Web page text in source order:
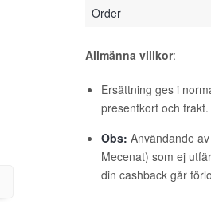
Order
Allmänna villkor:
Ersättning ges i
presentkort och frakt.
Obs: Användande
Mecenat) som ej
din cashback går